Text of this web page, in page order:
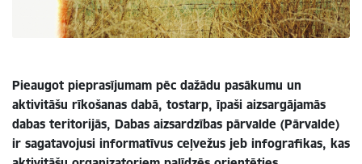
Pieaugot pieprasījumam pēc dažādu pasākumu un
aktivitāšu rīkošanas dabā, tostarp, īpaši aizsargājamās
dabas teritorijās, Dabas aizsardzības pārvalde (Pārvalde)
ir sagatavojusi informatīvus ceļvežus jeb infografikas, kas